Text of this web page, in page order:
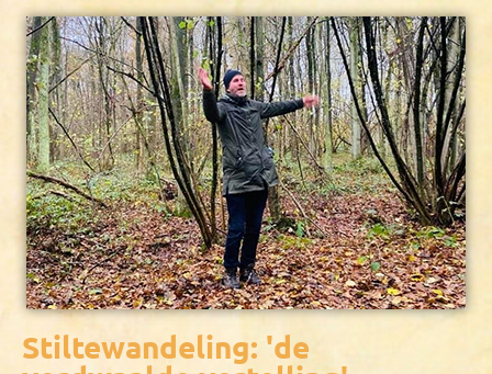
Stiltewandeling: 'de